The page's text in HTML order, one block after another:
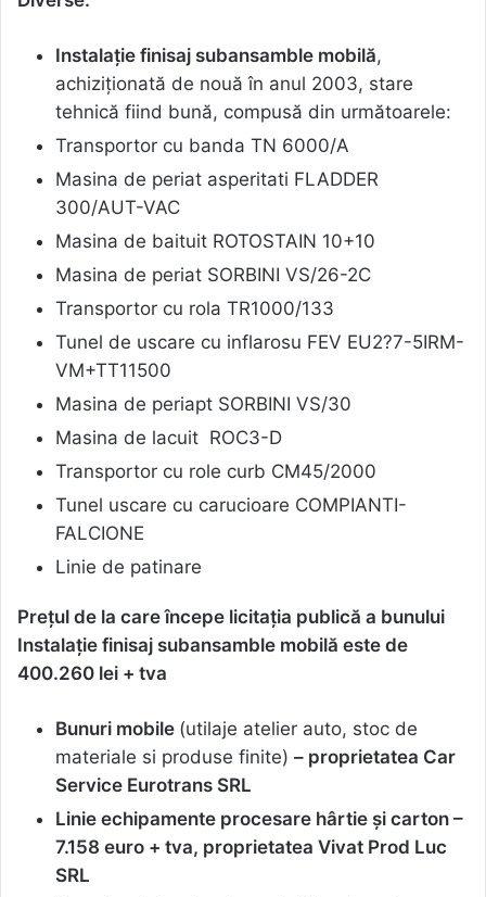
Instalație finisaj subansamble mobilă,
achiziționată de nouă în anul 2003, stare
tehnică fiind bună, compusă din următoarele:
Transportor cu banda TN 6000/A
Masina de periat asperitati FLADDER
300/AUT-VAC
Masina de baituit ROTOSTAIN 10+10
Masina de periat SORBINI VS/26-2C
Transportor cu rola TR1000/133
Tunel de uscare cu inflarosu FEV EU2?7-5IRM-
VM+TT11500
Masina de periapt SORBINI VS/30
Masina de lacuit ROC3-D
Transportor cu role curb CM45/2000
Tunel uscare cu carucioare COMPIANTI-
FALCIONE
Linie de patinare
Prețul de la care începe licitația publică a bunului
Instalație finisaj subansamble mobilă este de
400.260 lei + tva
Bunuri mobile (utilaje atelier auto, stoc de
materiale si produse finite) – proprietatea Car
Service Eurotrans SRL
Linie echipamente procesare hârtie și carton –
7.158 euro + tva, proprietatea Vivat Prod Luc
SRL